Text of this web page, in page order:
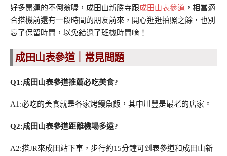
好多開運的不倒翁喔，成田山新勝寺跟成田山表參道 ，相當適
合搭機前還有一段時間的朋友前來，開心逛逛拍照之餘，也別
忘了保留時間，以免錯過了班機時間唷！
成田山表參道｜常見問題
Q1:成田山表參道推薦必吃美食?
A1:必吃的美食就是各家烤鰻魚飯，其中川豐是最老的店家。
Q2:成田山表參道距離機場多遠?
A2:搭JR來成田站下車，步行約15分鐘可到表參道和成田山新